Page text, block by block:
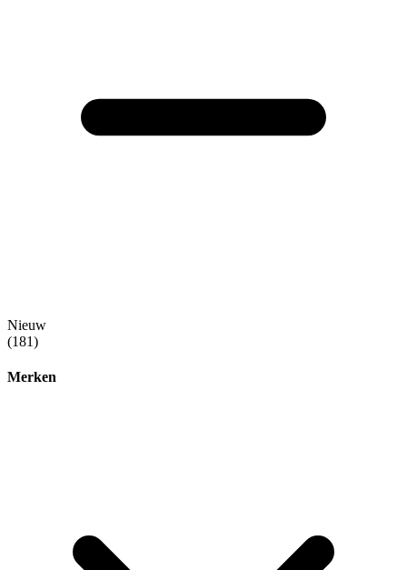
Nieuw
(181)
Merken